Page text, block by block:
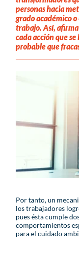
personas hacia
grado académico
trabajo. Así,
cada acción que
probable que
Por tanto, un
los trabajadores
pues ésta cumple
comportamientos
para el cuidado